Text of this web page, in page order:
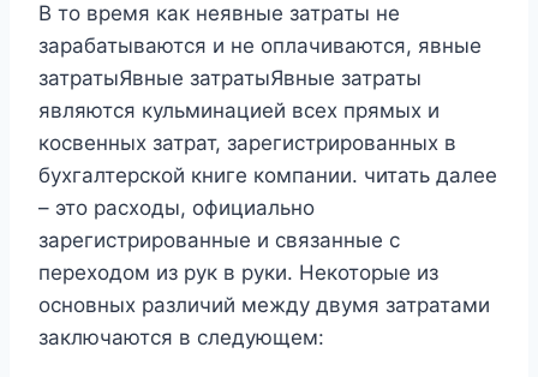
В то время как неявные затраты не
зарабатываются и не оплачиваются, явные
затратыЯвные затратыЯвные затраты
являются кульминацией всех прямых и
косвенных затрат, зарегистрированных в
бухгалтерской книге компании. читать далее
– это расходы, официально
зарегистрированные и связанные с
переходом из рук в руки. Некоторые из
основных различий между двумя затратами
заключаются в следующем: